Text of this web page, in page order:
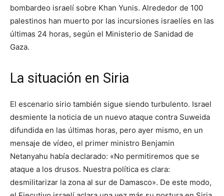
bombardeo israelí sobre Khan Yunis. Alrededor de 100
palestinos han muerto por las incursiones israelíes en las
últimas 24 horas, según el Ministerio de Sanidad de
Gaza.
La situación en Siria
El escenario sirio también sigue siendo turbulento. Israel
desmiente la noticia de un nuevo ataque contra Suweida
difundida en las últimas horas, pero ayer mismo, en un
mensaje de vídeo, el primer ministro Benjamin
Netanyahu había declarado: «No permitiremos que se
ataque a los drusos. Nuestra política es clara:
desmilitarizar la zona al sur de Damasco». De este modo,